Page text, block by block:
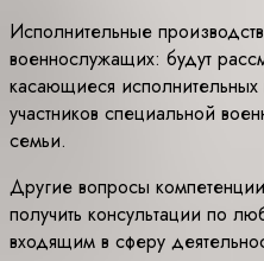
Исполнительные
военнослужащих: будут
касающиеся
участников специальной
семьи.
Другие вопросы
получить консультации по
входящим в сферу